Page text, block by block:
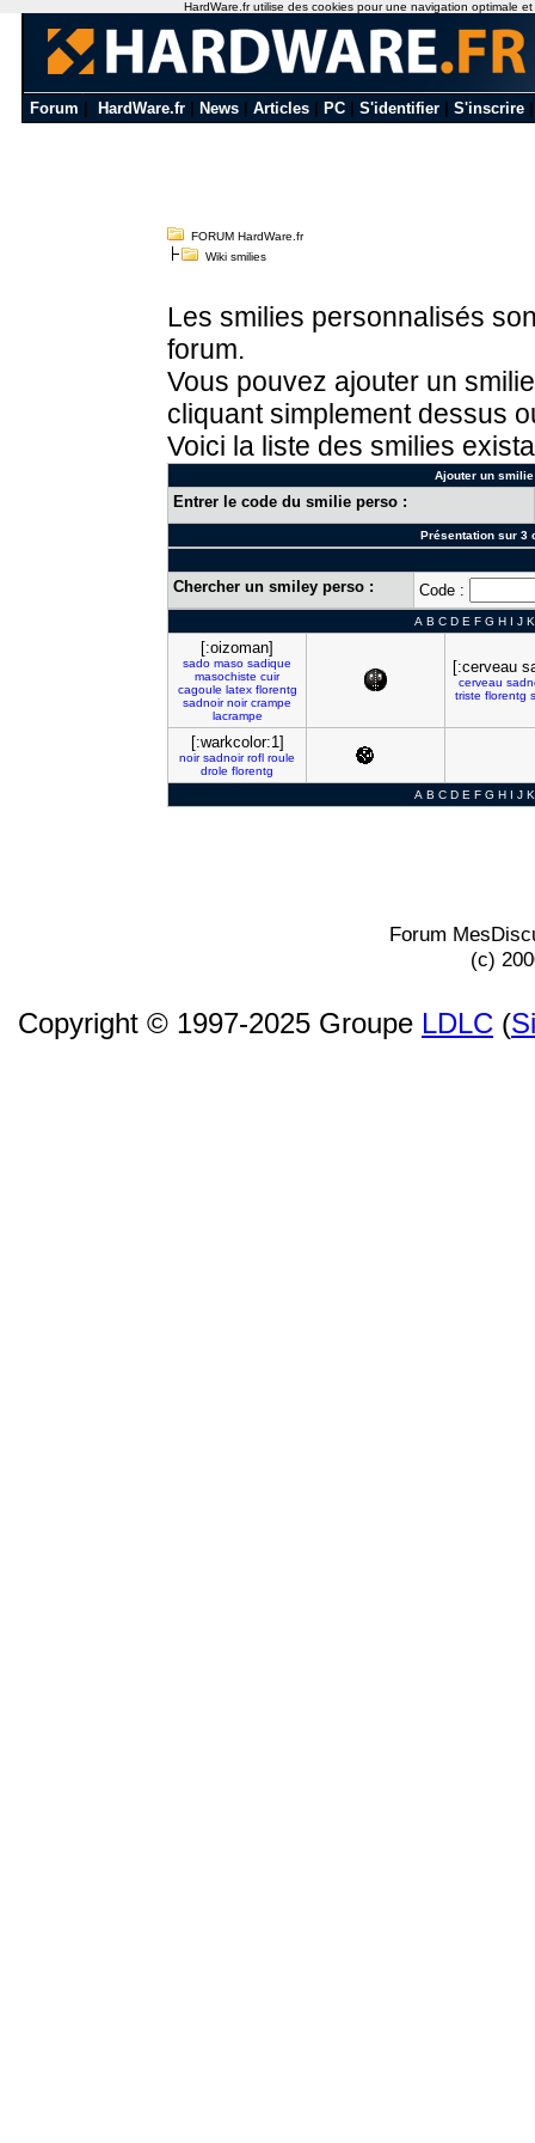
Forum HardWare.fr News Articles PC S'identifier S'inscrire
FORUM HardWare.fr
Wiki smilies
Les smilies personnalisés
forum.
Vous pouvez ajouter un
cliquant simplement dessus
Voici la liste des smilies
Ajouter un
Entrer le code du smilie perso :
Présentation sur 3
Chercher un smiley perso : Code :
A B C D E F G H I J K
[:oizoman]
sado maso sadique
masochiste cuir
cagoule latex florentg
sadnoir noir crampe
lacrampe
[:cerveau
cerveau
triste florentg
[:warkcolor:1]
noir sadnoir rofl roule
drole florentg
A B C D E F G H I J K
Forum
(c)
Copyright © 1997-2025 Groupe LDLC (
HardWare.fr utilise des cookies pour une navigation optimale